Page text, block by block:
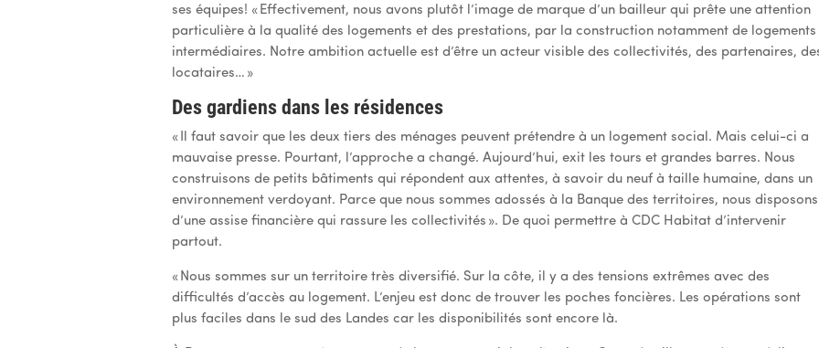
ses équipes ! « Effectivement, nous avons plutôt l’image de marque d’un bailleur qui prête une attention
particulière à la qualité des logements et des prestations, par la construction notamment de logements
intermédiaires. Notre ambition actuelle est d’être un acteur visible des collectivités, des partenaires,
locataires… »
Des gardiens dans les résidences
« Il faut savoir que les deux tiers des ménages peuvent prétendre à un logement social. Mais celui-ci a
mauvaise presse. Pourtant, l’approche a changé. Aujourd’hui, exit les tours et grandes barres. Nous
construisons de petits bâtiments qui répondent aux attentes, à savoir du neuf à taille humaine, dans un
environnement verdoyant. Parce que nous sommes adossés à la Banque des territoires, nous disposons
d’une assise financière qui rassure les collectivités ». De quoi permettre à CDC Habitat d’intervenir
partout.
« Nous sommes sur un territoire très diversifié. Sur la côte, il y a des tensions extrêmes avec des
difficultés d’accès au logement. L’enjeu est donc de trouver les poches foncières. Les opérations sont
plus faciles dans le sud des Landes car les disponibilités sont encore là.